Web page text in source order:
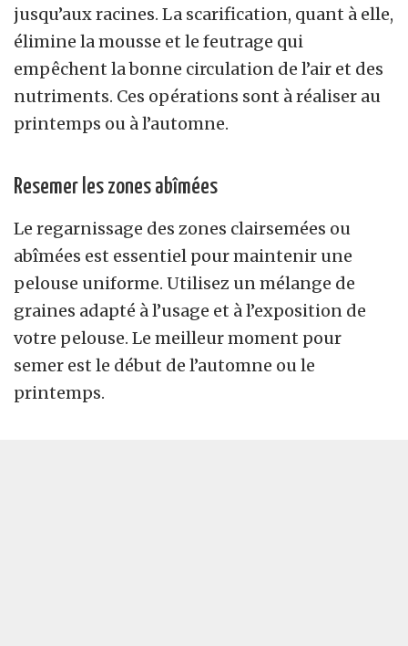
jusqu’aux racines. La scarification, quant à elle,
élimine la mousse et le feutrage qui
empêchent la bonne circulation de l’air et des
nutriments. Ces opérations sont à réaliser au
printemps ou à l’automne.
Resemer les zones abîmées
Le regarnissage des zones clairsemées ou
abîmées est essentiel pour maintenir une
pelouse uniforme. Utilisez un mélange de
graines adapté à l’usage et à l’exposition de
votre pelouse. Le meilleur moment pour
semer est le début de l’automne ou le
printemps.